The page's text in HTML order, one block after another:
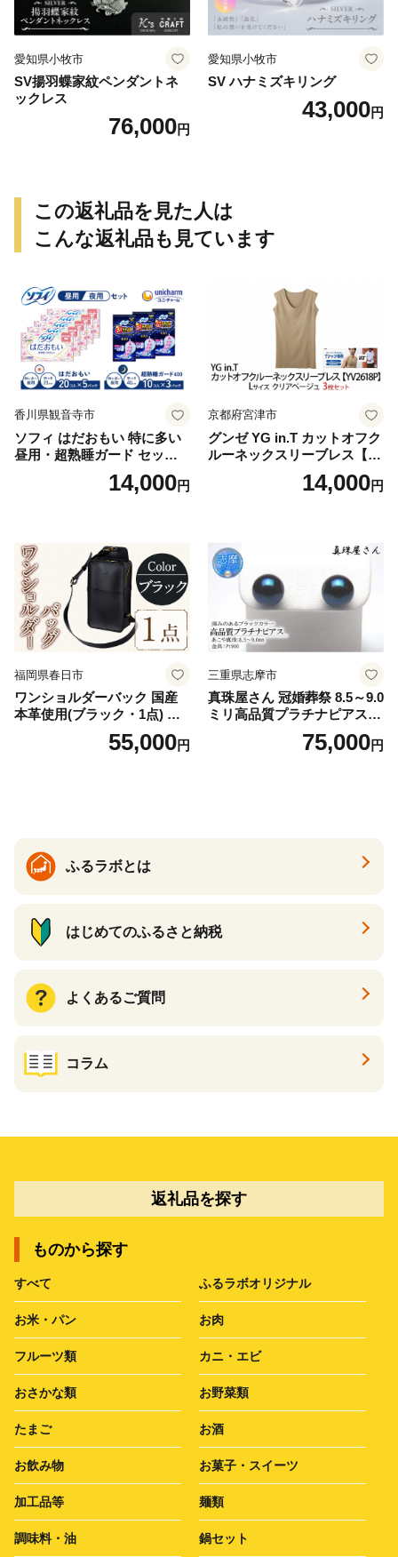
愛知県小牧市
SV揚羽蝶家紋ペンダントネ
ックレス
76,000円
愛知県小牧市
SV ハナミズキリング
43,000円
この返礼品を見た人は
こんな返礼品も見ています
香川県観音寺市
ソフィ はだおもい 特に多い
昼用・超熟睡ガード セット
羽付き ナプキン 生理用品 サ
ニタリー ユニ・チャーム
14,000円
京都府宮津市
グンゼ YG in.T カットオフク
ルーネックスリーブレス【Y
V2618P】Lサイズ クリアベ
ージュ3枚セット [№5716-04
14,000円
福岡県春日市
ワンショルダーバック 国産
本革使用(ブラック・1点) 鞄
バック バッグ カバン レザー
国産 日本製 牛革 黒 革 革製
55,000円
三重県志摩市
真珠屋さん 冠婚葬祭 8.5～9.0
ミリ高品質プラチナピアス P
t900 志摩産アコヤ真珠 ブラ
ックパール 黒真珠75,000円
ふるラボとは
はじめてのふるさと納税
よくあるご質問
コラム
返礼品を探す
ものから探す
すべて ふるラボオリジナル
お米・パン お肉
フルーツ類 カニ・エビ
おさかな類 お野菜類
たまご お酒
お飲み物 お菓子・スイーツ
加工品等 麺類
調味料・油 鍋セット